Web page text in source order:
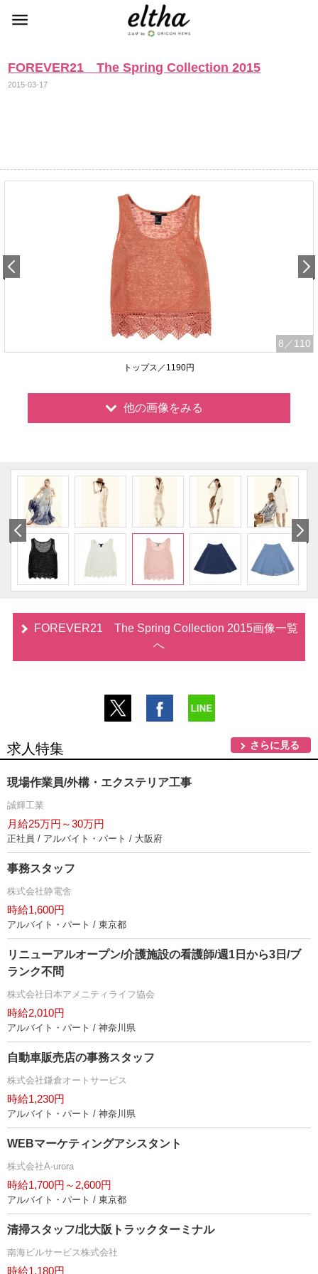
FOREVER21 The Spring Collection 2015
2015-03-17
8 ／110
トップス／1190円
他の画像をみる
FOREVER21 The Spring Collection 2015画像一覧
へ
求人特集 さらに見る
現場作業員/外構・エクステリア工事
誠輝工業
月給25万円～30万円
正社員 / アルバイト・パート / 大阪府
事務スタッフ
株式会社静電舎
時給1,600円
アルバイト・パート / 東京都
リニューアルオープン/介護施設の看護師/週1日から3日/ブ
ランク不問
株式会社日本アメニティライフ協会
時給2,010円
アルバイト・パート / 神奈川県
自動車販売店の事務スタッフ
株式会社鎌倉オートサービス
時給1,230円
アルバイト・パート / 神奈川県
WEBマーケティングアシスタント
株式会社A-urora
時給1,700円～2,600円
アルバイト・パート / 東京都
清掃スタッフ/北大阪トラックターミナル
南海ビルサービス株式会社
時給1,180円